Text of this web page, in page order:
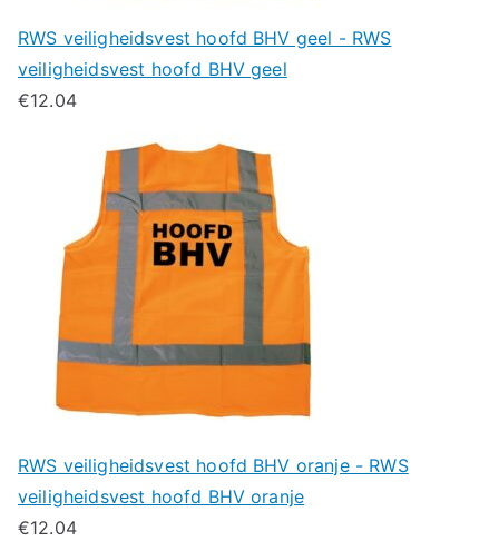
RWS veiligheidsvest hoofd BHV geel - RWS
veiligheidsvest hoofd BHV geel
€12.04
RWS veiligheidsvest hoofd BHV oranje - RWS
veiligheidsvest hoofd BHV oranje
€12.04